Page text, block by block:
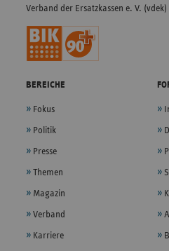
Verband der Ersatzkassen e. V. (vdek)
BEREICHE
Fokus
Politik
Presse
Themen
Magazin
Verband
Karriere